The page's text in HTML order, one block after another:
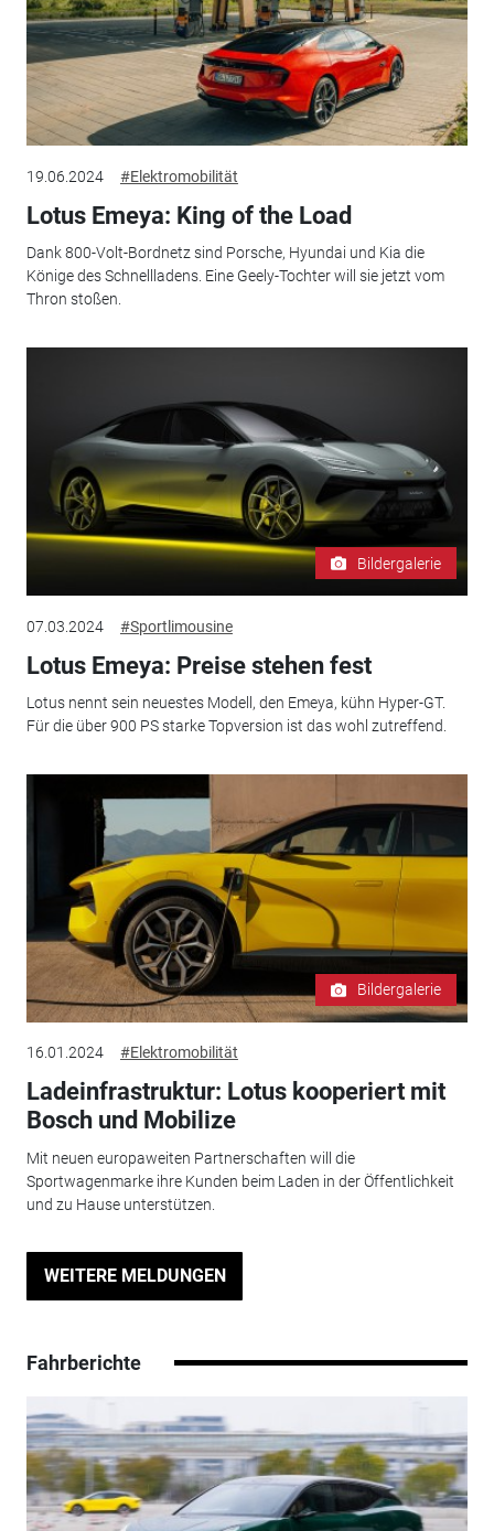
19.06.2024 #Elektromobilität
Lotus Emeya: King of the Load
Dank 800-Volt-Bordnetz sind Porsche, Hyundai und Kia die
Könige des Schnellladens. Eine Geely-Tochter will sie jetzt vom
Thron stoßen.
Bildergalerie
07.03.2024 #Sportlimousine
Lotus Emeya: Preise stehen fest
Lotus nennt sein neuestes Modell, den Emeya, kühn Hyper-GT.
Für die über 900 PS starke Topversion ist das wohl zutreffend.
Bildergalerie
16.01.2024 #Elektromobilität
Ladeinfrastruktur: Lotus kooperiert mit
Bosch und Mobilize
Mit neuen europaweiten Partnerschaften will die
Sportwagenmarke ihre Kunden beim Laden in der Öffentlichkeit
und zu Hause unterstützen.
WEITERE MELDUNGEN
Fahrberichte